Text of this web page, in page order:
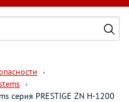
серия PRESTIGE ZN H-1200